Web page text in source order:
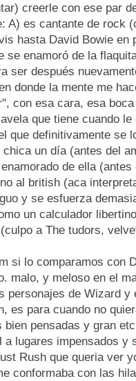
creerle con ese par
A) es cantante de rock
hasta David Bowie en
se enamoró de la
ser después
donde la mente me
con esa cara, esa
que tiene cuando
que definitivamente se
un día (antes del
de ella
al british (aca
y se esfuerza
un calculador
a The tudors,
si lo comparamos con
malo, y meloso en el
personajes de Wizard y
es para cuando no
pensadas y gran
lugares impensados y
Rush que queria ver
conformaba con las